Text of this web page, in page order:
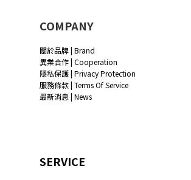
COMPANY
關於品牌 | Brand
異業合作 | Cooperation
隱私保護 | Privacy Protection
服務條款 | Terms Of Service
最新消息 | News
SERVICE